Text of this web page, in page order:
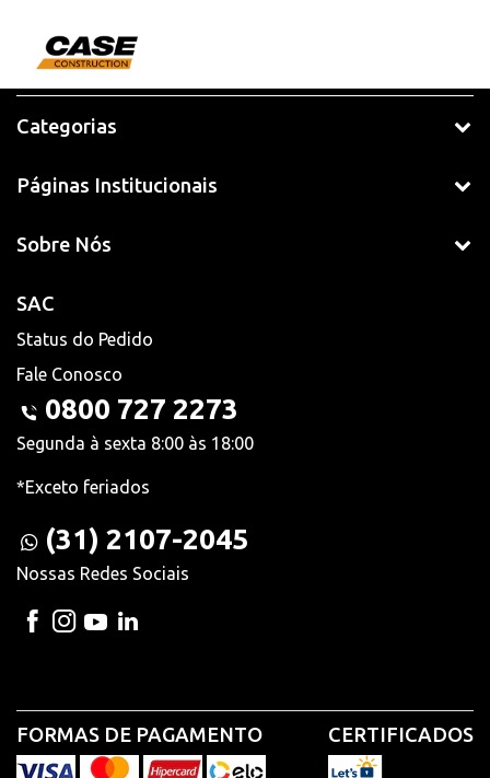
Categorias
Páginas Institucionais
Sobre Nós
SAC
Status do Pedido
Fale Conosco
0800 727 2273
Segunda à sexta 8:00 às 18:00
*Exceto feriados
(31) 2107-2045
Nossas Redes Sociais
FORMAS DE PAGAMENTO CERTIFICADOS